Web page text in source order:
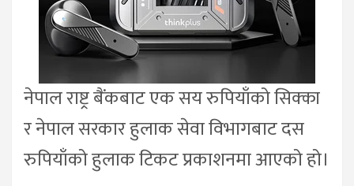
नेपाल राष्ट्र बैंकबाट एक सय रुपियाँको सिक्का
र नेपाल सरकार हुलाक सेवा विभागबाट दस
रुपियाँको हुलाक टिकट प्रकाशनमा आएको हो।